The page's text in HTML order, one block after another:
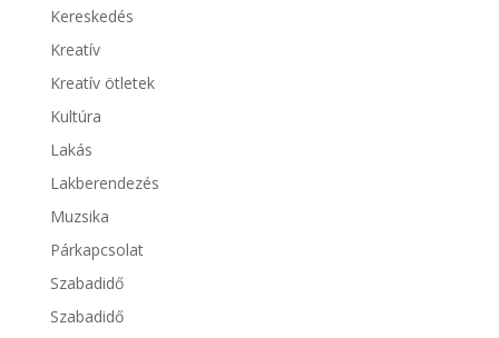
Kereskedés
Kreatív
Kreatív ötletek
Kultúra
Lakás
Lakberendezés
Muzsika
Párkapcsolat
Szabadidő
Szabadidő